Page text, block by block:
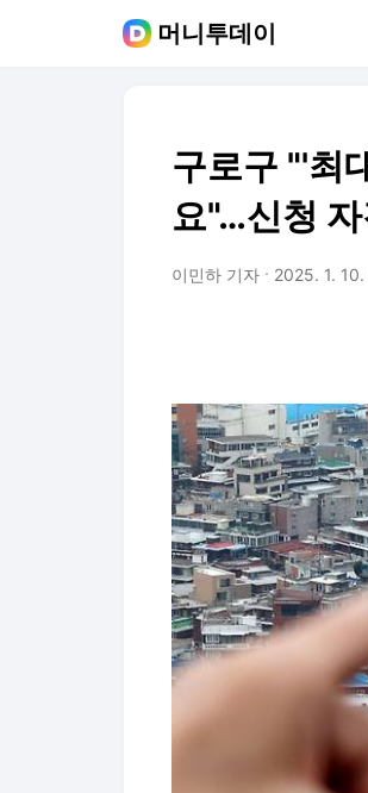
머니투데이
구로구 "'최
요"…신청
이민하 기자 2025. 1.